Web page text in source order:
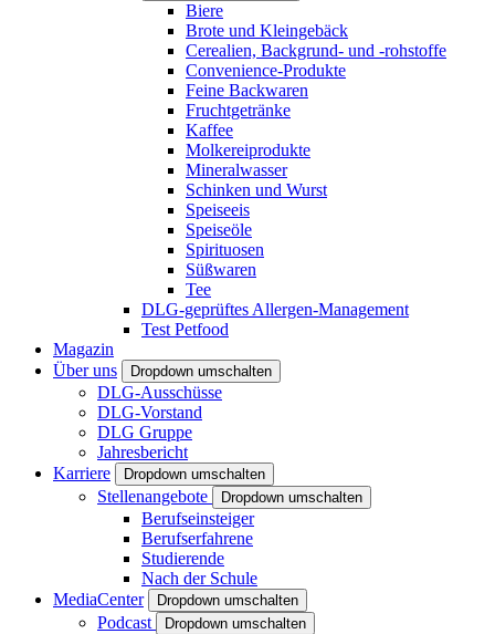
Biere
Brote und Kleingebäck
Cerealien, Backgrund- und -rohstoffe
Convenience-Produkte
Feine Backwaren
Fruchtgetränke
Kaffee
Molkereiprodukte
Mineralwasser
Schinken und Wurst
Speiseeis
Speiseöle
Spirituosen
Süßwaren
Tee
DLG-geprüftes Allergen-Management
Test Petfood
Magazin
Über uns
Dropdown umschalten
DLG-Ausschüsse
DLG-Vorstand
DLG Gruppe
Jahresbericht
Karriere
Dropdown umschalten
Stellenangebote Dropdown umschalten
Berufseinsteiger
Berufserfahrene
Studierende
Nach der Schule
MediaCenter
Dropdown umschalten
Podcast Dropdown umschalten